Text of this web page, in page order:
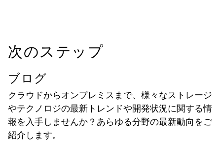
次のステップ
ブログ
クラウドからオンプレミスまで、様々なストレージ
やテクノロジの最新トレンドや開発状況に関する情
報を入手しませんか？あらゆる分野の最新動向をご
紹介します。